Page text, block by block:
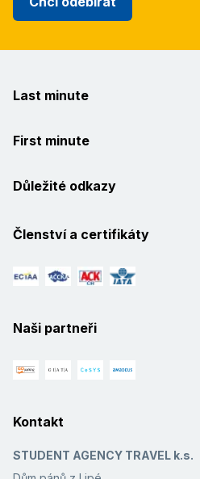
Last minute
First minute
Důležité odkazy
Členství a certifikáty
Naši partneři
Kontakt
STUDENT AGENCY TRAVEL k.s.